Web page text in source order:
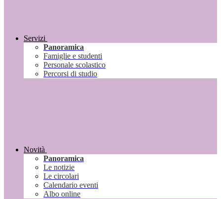
Servizi
Panoramica
Famiglie e studenti
Personale scolastico
Percorsi di studio
Novità
Panoramica
Le notizie
Le circolari
Calendario eventi
Albo online